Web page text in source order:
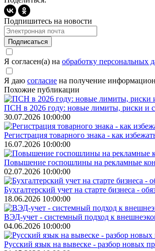
Подпишитесь на новости
Подписаться
Я согласен(а) на обработку персональных
Я даю согласие на получение
Похожие публикации
ПСН в 2026 году: новые лимиты, риски и
30.07.2026 10:00:00
Регистрация товарного знака - как
16.07.2026 10:00:00
Повышение госпошлины на рекламные
02.07.2026 10:00:00
Бухгалтерский учет на старте бизнеса -
18.06.2026 10:00:00
ВЭД-учет - системный подход к
04.06.2026 10:00:00
Русский язык на вывеске - разбор новых